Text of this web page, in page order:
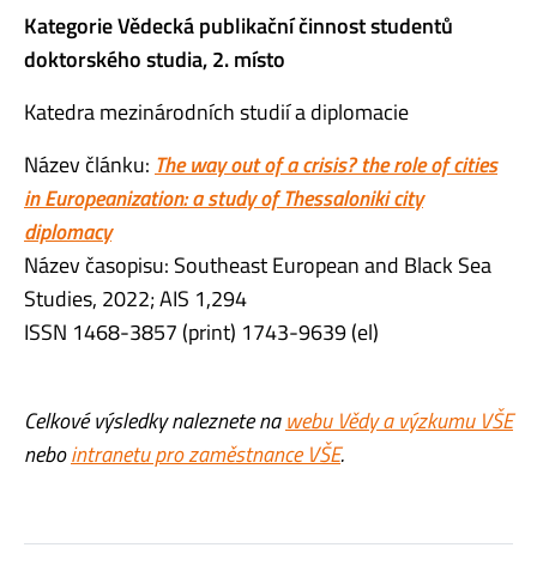
Kategorie Vědecká publikační činnost studentů
doktorského studia, 2. místo
Katedra mezinárodních studií a diplomacie
Název článku: The way out of a crisis? the role of cities
in Europeanization: a study of Thessaloniki city
diplomacy
Název časopisu: Southeast European and Black Sea
Studies, 2022; AIS 1,294
ISSN 1468-3857 (print) 1743-9639 (el)
Celkové výsledky naleznete nawebu Vědy a výzkumu VŠE
nebointranetu pro zaměstnance VŠE.